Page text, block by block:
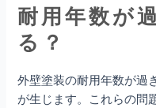
耐用年数が
る？
外壁塗装の耐用年数が過
が生じます。これらの問